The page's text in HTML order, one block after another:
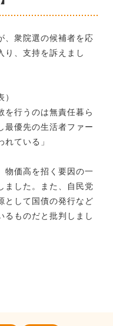
、衆院選の候補者を応
り、支持を訴えまし
を行うのは無責任暮ら
最優先の生活者ファー
ている」
物価高を招く要因の一
ました。また、自民党
として国債の発行など
るものだと批判しまし